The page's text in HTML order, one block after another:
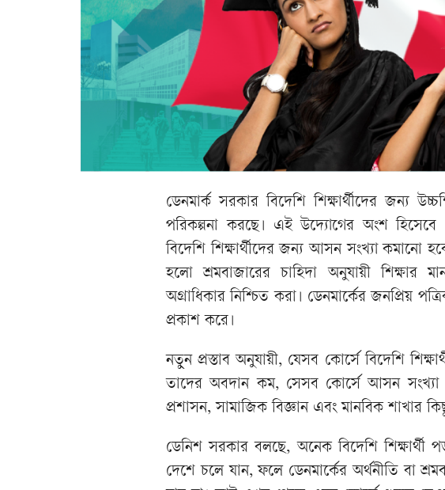
ডেনমার্ক সরকার বিদেশি শিক্ষার্থীদের জন্য
পরিকল্পনা করছে। এই উদ্যোগের অংশ হিসেবে
বিদেশি শিক্ষার্থীদের জন্য আসন সংখ্যা কমানো
হলো শ্রমবাজারের চাহিদা অনুযায়ী শিক্ষার
অগ্রাধিকার নিশ্চিত করা। ডেনমার্কের জনপ্রিয়
প্রকাশ করে।
নতুন প্রস্তাব অনুযায়ী, যেসব কোর্সে বিদেশি
তাদের অবদান কম, সেসব কোর্সে আসন সংখ্যা
প্রশাসন, সামাজিক বিজ্ঞান এবং মানবিক শাখার
ডেনিশ সরকার বলছে, অনেক বিদেশি শিক্ষার্থী
দেশে চলে যান, ফলে ডেনমার্কের অর্থনীতি বা